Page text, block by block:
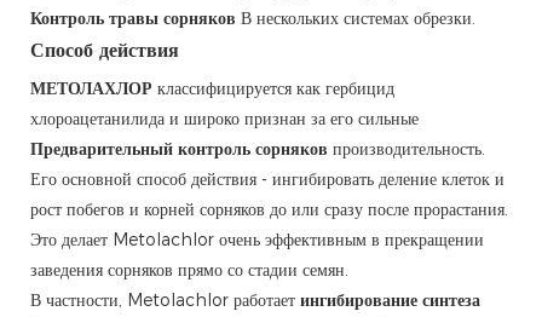
Контроль травы сорняков В нескольких системах обрезки.
Способ действия
МЕТОЛАХЛОР классифицируется как гербицид
хлороацетанилида и широко признан за его сильные
Предварительный контроль сорняков производительность.
Его основной способ действия - ингибировать деление клеток и
рост побегов и корней сорняков до или сразу после прорастания.
Это делает Metolachlor очень эффективным в прекращении
заведения сорняков прямо со стадии семян.
В частности, Metolachlor работает ингибирование синтеза